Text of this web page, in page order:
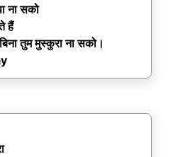
ना सको
हैं
तुम मुस्कुरा ना सको।